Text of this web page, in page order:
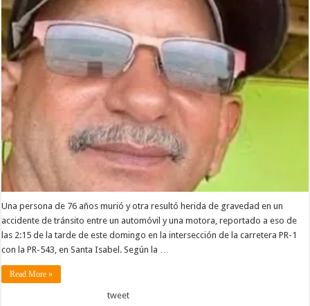
Una persona de 76 años murió y otra resultó herida de gravedad en un
accidente de tránsito entre un automóvil y una motora, reportado a eso de
las 2:15 de la tarde de este domingo en la intersección de la carretera PR-1
con la PR-543, en Santa Isabel. Según la …
Read More »
tweet